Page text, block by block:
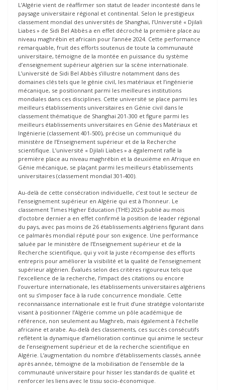
L’Algérie vient de réaffirmer son statut de leader incontesté dans le
paysage universitaire régional et continental. Selon le prestigieux
classement mondial des universités de Shanghai, l’Université « Djilali
Liabes » de Sidi Bel Abbès a en effet décroché la première place au
niveau maghrébin et africain pour l’année 2024. Cette performance
remarquable, fruit des efforts soutenus de toute la communauté
universitaire, témoigne de la montée en puissance du système
d’enseignement supérieur algérien sur la scène internationale.
L’université de Sidi Bel Abbès s’illustre notamment dans des
domaines clés tels que le génie civil, les matériaux et l’ingénierie
mécanique, se positionnant parmi les meilleures institutions
mondiales dans ces disciplines. Cette université se place parmi les
meilleurs établissements universitaires en Génie civil dans le
classement thématique de Shanghai 201-300 et figure parmi les
meilleurs établissements universitaires en Génie des Matériaux et
Ingénierie (classement 401-500), précise un communiqué du
ministère de l’Enseignement supérieur et de la Recherche
scientifique. L’université « Djilali Liabes » a également raflé la
première place au niveau maghrébin et la deuxième en Afrique en
Génie mécanique, se plaçant parmi les meilleurs établissements
universitaires (classement mondial 301-400).
Au-delà de cette consécration individuelle, c’est tout le secteur de
l’enseignement supérieur en Algérie qui est à l’honneur. Le
classement Times Higher Education (THE) 2025 publié au mois
d’octobre dernier a en effet confirmé la position de leader régional
du pays, avec pas moins de 26 établissements algériens figurant dans
ce palmarès mondial réputé pour son exigence. Une performance
saluée par le ministère de l’Enseignement supérieur et de la
Recherche scientifique, qui y voit la juste récompense des efforts
entrepris pour améliorer la visibilité et la qualité de l’enseignement
supérieur algérien. Évalués selon des critères rigoureux tels que
l’excellence de la recherche, l’impact des citations ou encore
l’ouverture internationale, les établissements universitaires algériens
ont su s’imposer face à la rude concurrence mondiale. Cette
reconnaissance internationale est le fruit d’une stratégie volontariste
visant à positionner l’Algérie comme un pôle académique de
référence, non seulement au Maghreb, mais également à l’échelle
africaine et arabe. Au-delà des classements, ces succès consécutifs
reflètent la dynamique d’amélioration continue qui anime le secteur
de l’enseignement supérieur et de la recherche scientifique en
Algérie. L’augmentation du nombre d’établissements classés, année
après année, témoigne de la mobilisation de l’ensemble de la
communauté universitaire pour hisser les standards de qualité et
renforcer les liens avec le tissu socio-économique.